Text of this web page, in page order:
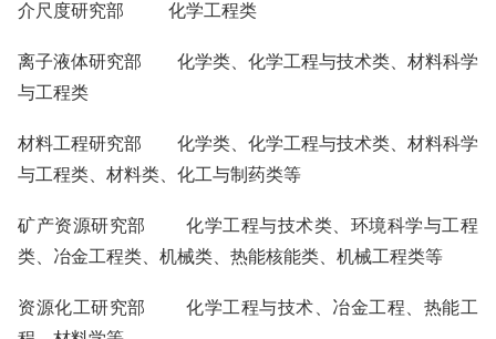
介尺度研究部 化学工程类
离子液体研究部 化学类、化学工程与技术类、材料科学
与工程类
材料工程研究部 化学类、化学工程与技术类、材料科学
与工程类、材料类、化工与制药类等
矿产资源研究部 化学工程与技术类、环境科学与工程
类、冶金工程类、机械类、热能核能类、机械工程类等
资源化工研究部 化学工程与技术、冶金工程、热能工